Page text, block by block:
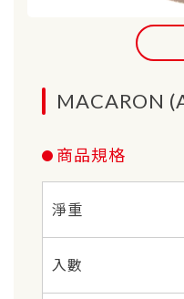
MACARON
商品規格
淨重
入數